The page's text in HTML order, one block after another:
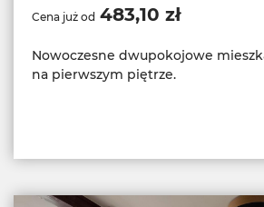
Cena już od 483,10 zł
Nowoczesne dwupokojowe